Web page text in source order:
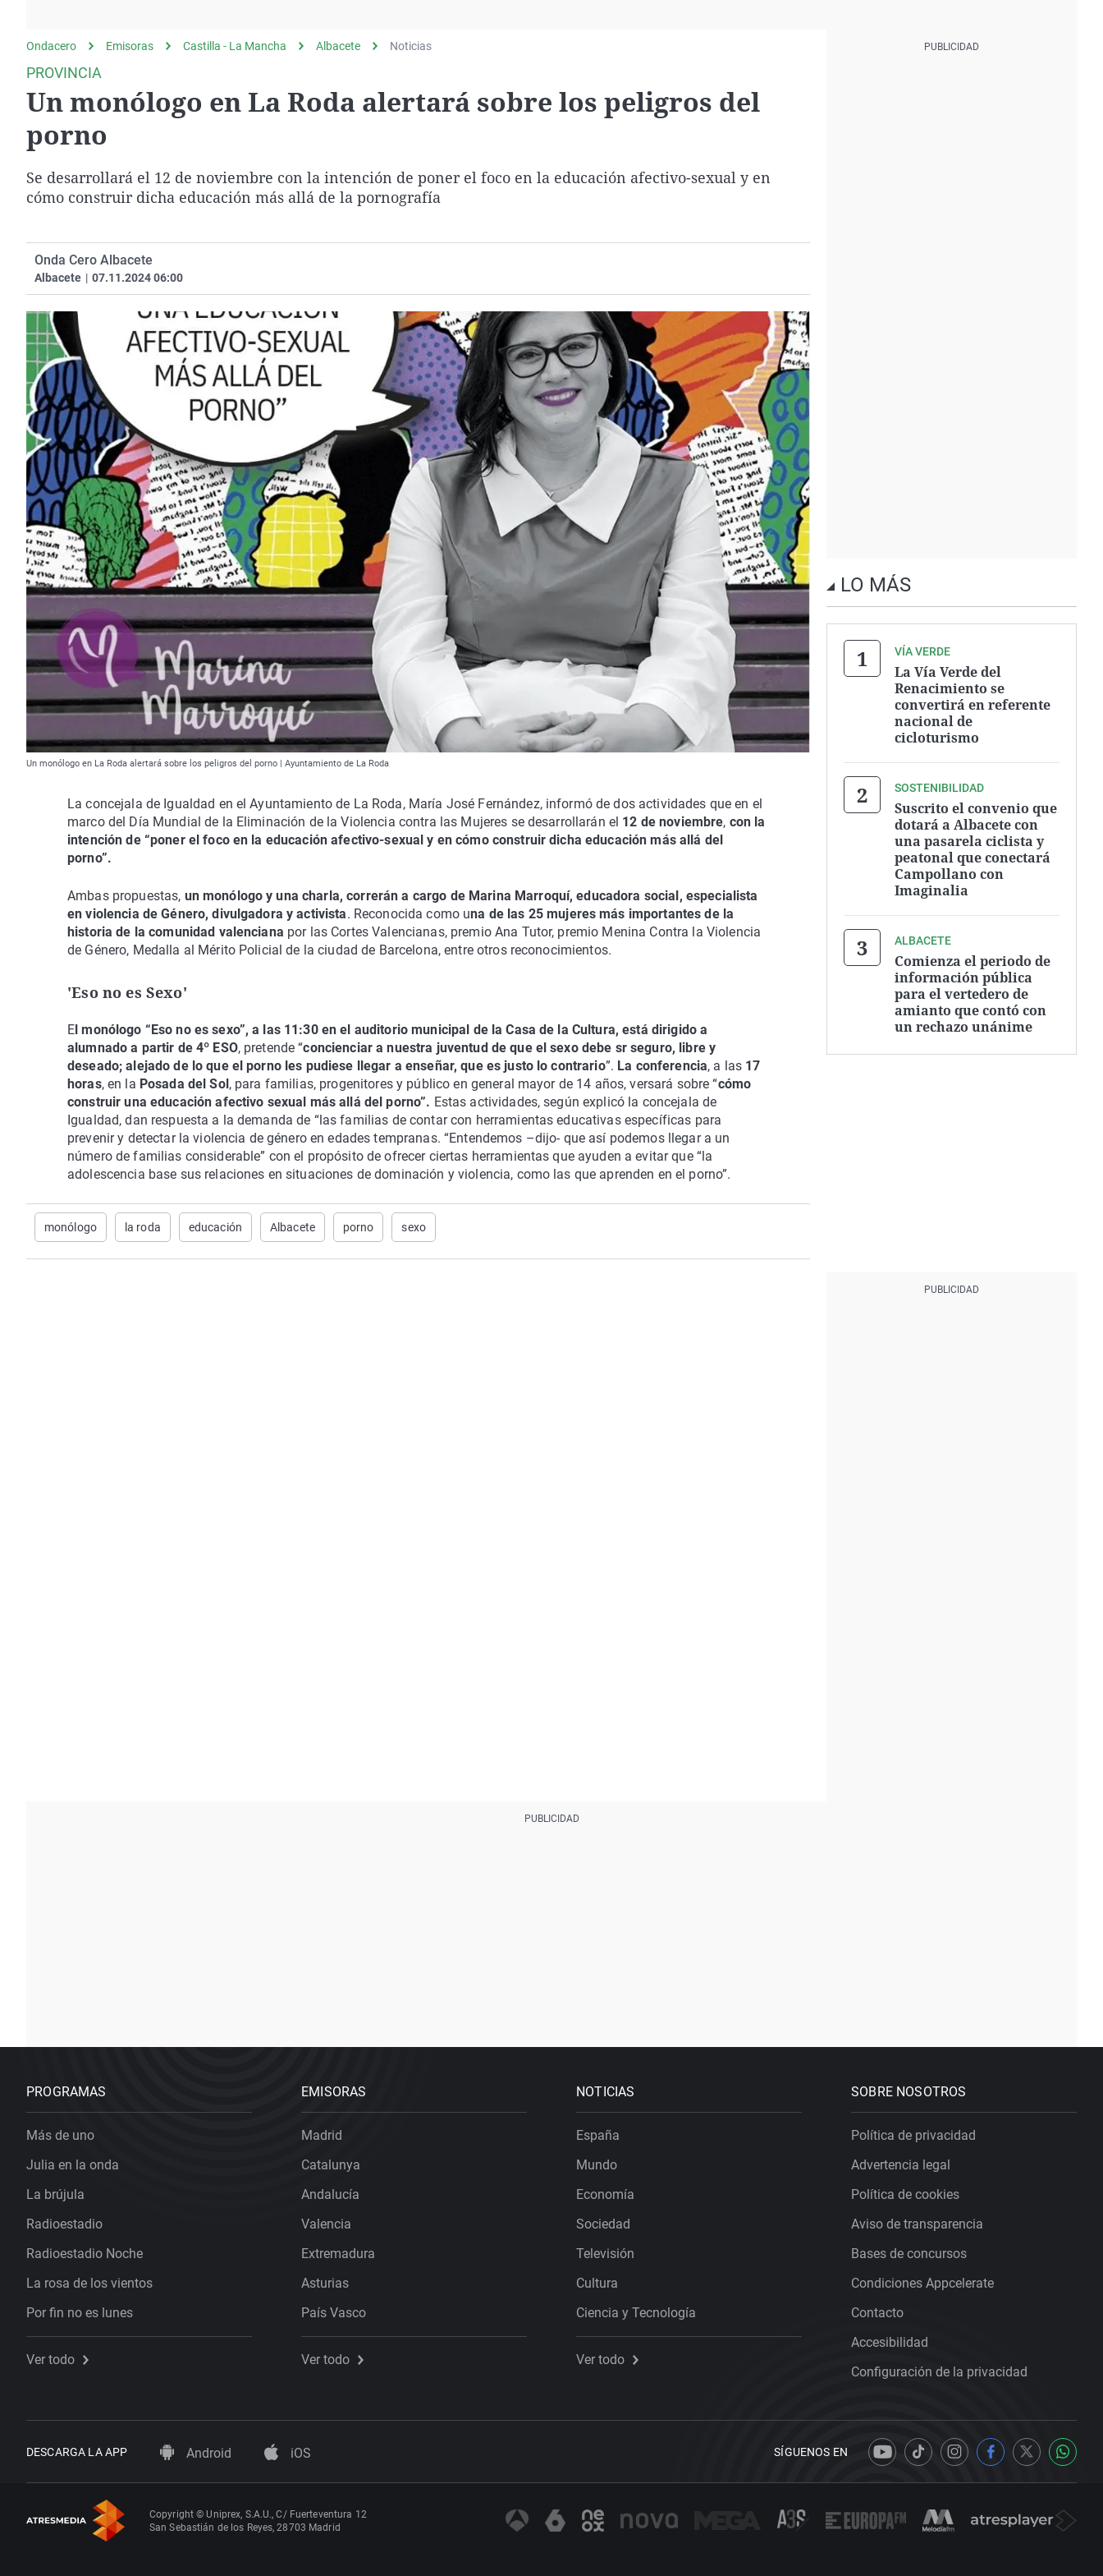
Operación Viuda
Negra
Navarra
Ondacero Emisoras Castilla - La Mancha Albacete Noticias
PROVINCIA
Un monólogo en La Roda alertará sobre los peligros del
porno
Se desarrollará el 12 de noviembre con la intención de poner el foco en la educación afectivo-sexual y en
cómo construir dicha educación más allá de la pornografía
Onda Cero Albacete
Albacete | 07.11.2024 06:00
Un monólogo en La Roda alertará sobre los peligros del porno | Ayuntamiento de La Roda
La concejala de Igualdad en el Ayuntamiento de La Roda, María José Fernández, informó de dos actividades que en el
marco del Día Mundial de la Eliminación de la Violencia contra las Mujeres se desarrollarán el 12 de noviembre, con la
intención de “poner el foco en la educación afectivo-sexual y en cómo construir dicha educación más allá del
porno”.
Ambas propuestas, un monólogo y una charla, correrán a cargo de Marina Marroquí, educadora social, especialista
en violencia de Género, divulgadora y activista. Reconocida como una de las 25 mujeres más importantes de la
historia de la comunidad valenciana por las Cortes Valencianas, premio Ana Tutor, premio Menina Contra la Violencia
de Género, Medalla al Mérito Policial de la ciudad de Barcelona, entre otros reconocimientos.
'Eso no es Sexo'
E l monólogo “Eso no es sexo”, a las 11:30 en el auditorio municipal de la Casa de la Cultura, está dirigido a
alumnado a partir de 4º ESO, pretende “concienciar a nuestra juventud de que el sexo debe sr seguro, libre y
deseado; alejado de lo que el porno les pudiese llegar a enseñar, que es justo lo contrario”. La conferencia, a las 17
horas, en la Posada del Sol , para familias, progenitores y público en general mayor de 14 años, versará sobre “cómo
construir una educación afectivo sexual más allá del porno”. Estas actividades, según explicó la concejala de
Igualdad, dan respuesta a la demanda de “las familias de contar con herramientas educativas específicas para
prevenir y detectar la violencia de género en edades tempranas. “Entendemos –dijo- que así podemos llegar a un
número de familias considerable” con el propósito de ofrecer ciertas herramientas que ayuden a evitar que “la
adolescencia base sus relaciones en situaciones de dominación y violencia, como las que aprenden en el porno”.
monólogo la roda educación Albacete porno sexo
LO MÁS
VÍA VERDE
La Vía Verde del
Renacimiento se
convertirá en referente
nacional de
cicloturismo
SOSTENIBILIDAD
Suscrito el convenio que
dotará a Albacete con
una pasarela ciclista y
peatonal que conectará
Campollano con
Imaginalia
ALBACETE
Comienza el periodo de
información pública
para el vertedero de
amianto que contó con
un rechazo unánime
PROGRAMAS
Más de uno
Julia en la onda
La brújula
Radioestadio
Radioestadio Noche
La rosa de los vientos
Por fin no es lunes
Ver todo
EMISORAS
Madrid
Catalunya
Andalucía
Valencia
Extremadura
Asturias
País Vasco
Ver todo
NOTICIAS
España
Mundo
Economía
Sociedad
Televisión
Cultura
Ciencia y Tecnología
Ver todo
SOBRE NOSOTROS
Política de privacidad
Advertencia legal
Política de cookies
Aviso de transparencia
Bases de concursos
Condiciones Appcelerate
Contacto
Accesibilidad
Configuración de la privacidad
DESCARGA LA APP Android iOS SÍGUENOS EN
Copyright © Uniprex, S.A.U., C/ Fuerteventura 12
San Sebastián de los Reyes, 28703 Madrid